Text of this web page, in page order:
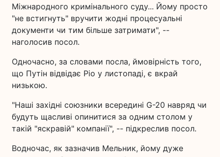
Міжнародного кримінального суду... Йому просто
"не встигнуть" вручити жодні процесуальні
документи чи тим більше затримати", --
наголосив посол.
Одночасно, за словами посла, ймовірність того,
що Путін відвідає Ріо у листопаді, є вкрай
низькою.
"Наші західні союзники всередині G-20 навряд чи
будуть щасливі опинитися за одним столом у
такій "яскравій" компанії", -- підкреслив посол.
Водночас, як зазначив Мельник, йому дуже